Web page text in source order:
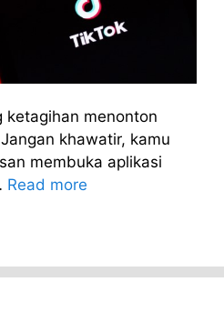
ketagihan menonton
khawatir, kamu
membuka aplikasi
Read more